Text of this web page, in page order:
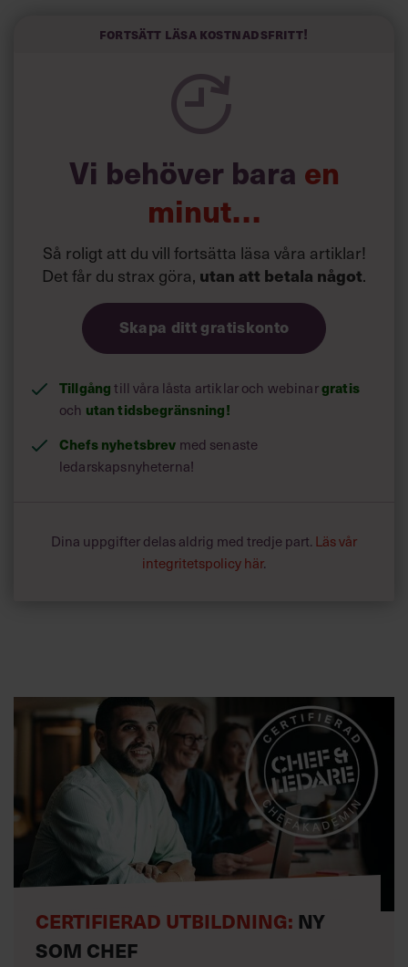
Twindej är specialiserade på bland annat
fordonsunderhåll ochkompetensutveckling inom
Fortsätt läsa kostnadsfritt!
Vi behöver bara en
minut…
Så roligt att du vill fortsätta läsa våra artiklar!
Det får du strax göra, utan att betala något.
Skapa ditt gratiskonto
Tillgångtill våra låsta artiklar och webinargratis
och utan tidsbegränsning!
Chefs nyhetsbrev med senaste
ledarskapsnyheterna!
Dina uppgifter delas aldrig med tredje part. Läs vår
integritetspolicy här.
CERTIFIERAD UTBILDNING: NY
SOM CHEF